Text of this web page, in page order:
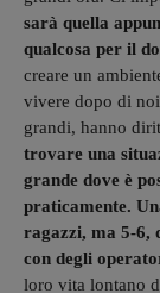
sarà quella
qualcosa per il
creare un
vivere dopo di
grandi, hanno
trovare una
grande dove è
praticamente.
ragazzi, ma 5-6,
con degli
loro vita lontano